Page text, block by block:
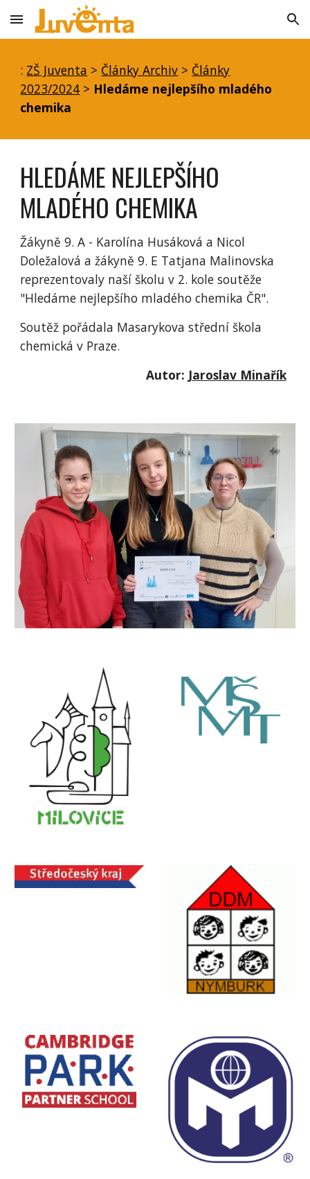
Skip to main content Skip to navigation
: ZŠ Juventa > Články Archiv > Články
2023/2024 > Hledáme nejlepšího mladého
chemika
HLEDÁME NEJLEPŠÍHO
MLADÉHO CHEMIKA
Žákyně 9. A - Karolína Husáková a Nicol
Doležalová a žákyně 9. E Tatjana Malinovska
reprezentovaly naší školu v 2. kole soutěže
"Hledáme nejlepšího mladého chemika ČR".
Soutěž pořádala Masarykova střední škola
chemická v Praze.
Autor: Jaroslav Minařík